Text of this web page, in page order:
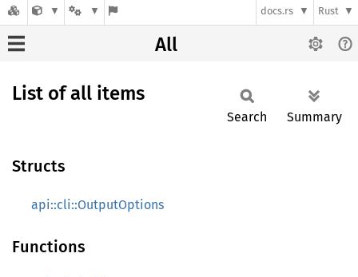
docs.rs Rust
All
List of all items
Search Summary
Structs
api::cli::OutputOptions
Functions